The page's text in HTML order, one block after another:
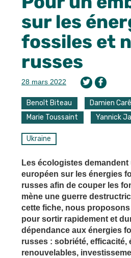
sur les
fossiles et
russes
28 mars 2022
Benoît Biteau
Damien
Marie Toussaint
Yannick
Ukraine
Les écologistes
européen sur les énergies
russes afin de couper les
mène une guerre
cette fiche, nous
pour sortir rapidement et
dépendance aux énergies
russes : sobriété, efficacité,
renouvelables,